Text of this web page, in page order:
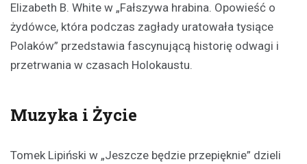
Elizabeth B. White w „Fałszywa hrabina. Opowieść o
żydówce, która podczas zagłady uratowała tysiące
Polaków” przedstawia fascynującą historię odwagi i
przetrwania w czasach Holokaustu.
Muzyka i Życie
Tomek Lipiński w „Jeszcze będzie przepięknie” dzieli